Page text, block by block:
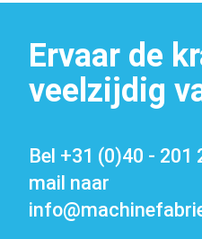
Vacatures
Ervaar de
veelzijdig
Bel +31 (0)40 - 201
mail naar